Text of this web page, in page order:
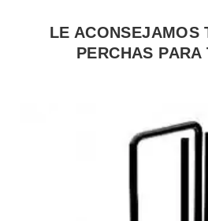
LE ACONSEJAMOS
PERCHAS PARA